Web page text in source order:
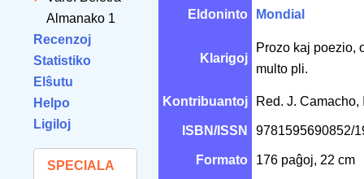
Almanako 1
Recenzoj
Statistiko
Elŝutu
Helpo
Ligiloj
SPECIALA
Eldoninto Mondial
Klarigoj
Prozo kaj poezio,
multo pli.
Kontribuantoj Red. J.
ISBN/ISSN 9781595690852/
Formato 176 paĝoj, 22 cm